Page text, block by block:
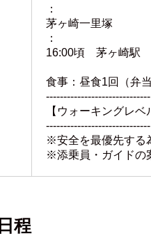
：
茅ヶ崎一里塚
：
16:00頃 茅ヶ崎駅
食事：昼食1回（弁
------------------------------
【ウォーキングレ
------------------------------
※安全を最優先する
※添乗員・ガイドの
日程